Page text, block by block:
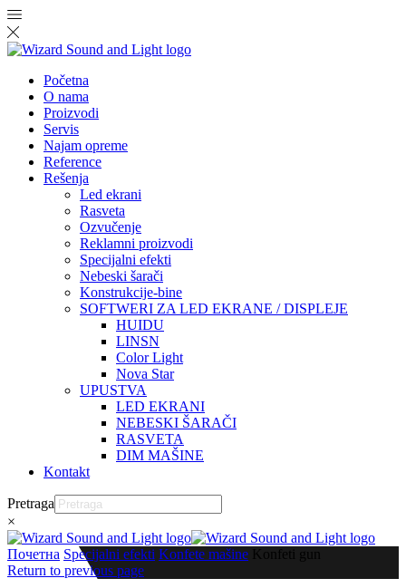
Početna
O nama
Proizvodi
Servis
Najam opreme
Reference
Rešenja
Led ekrani
Rasveta
Ozvučenje
Reklamni proizvodi
Specijalni efekti
Nebeski šarači
Konstrukcije-bine
SOFTWERI ZA LED EKRANE / DISPLEJE
HUIDU
LINSN
Color Light
Nova Star
UPUSTVA
LED EKRANI
NEBESKI ŠARAČI
RASVETA
DIM MAŠINE
Kontakt
Pretraga
×
Почетна Specijalni efekti Konfete mašine Konfeti gun
Return to previous page